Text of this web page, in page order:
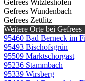
Gefrees Witzleshofen
Gefrees Wundenbach
Gefrees Zettlitz
Weitere Orte bei Gefrees
95460 Bad Berneck im
95493 Bischofsgrün
95509 Marktschorgast
95236 Stammbach
95339 Wirsberg